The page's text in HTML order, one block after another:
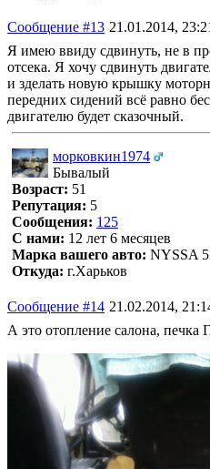
Сообщение #13 21.01.2014,
Я имею ввиду сдвинуть, не в
отсека. Я хочу сдвинуть
и зделать новую крышку
передних сидений всё равно
двигателю будет сказочный.
морковкин1974
Бывалый
Возраст: 51
Репутация: 5
Сообщения: 125
С нами: 12 лет 6 месяцев
Марка вашего авто: NYSSA
Откуда: г.Харьков
Сообщение #14 21.02.2014,
А это отопление салона, печка